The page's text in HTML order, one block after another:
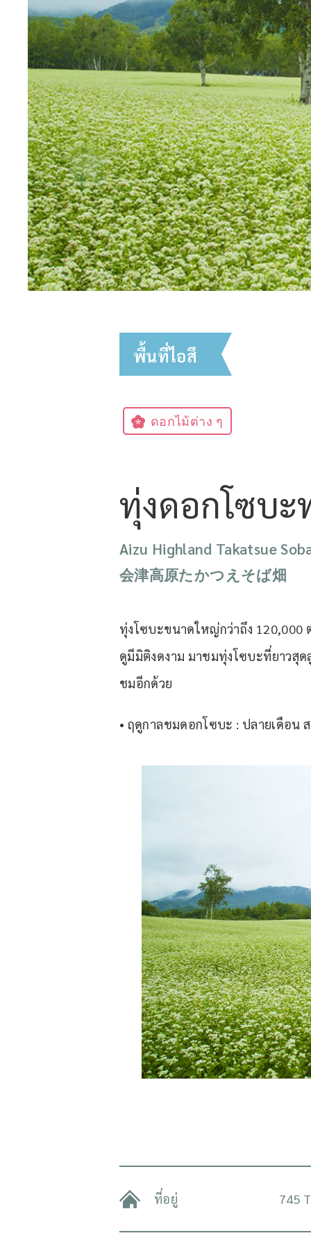
พื้นที่ไอสึ
ดอกไม้ต่าง ๆ
ทุ่งดอกโซบะ
Aizu Highland Takatsue
会津高原たかつえそば畑
ทุ่งโซบะขนาดใหญ่กว่าถึง 120,000
ดูมีมิติงดงาม มาชมทุ่งโซบะที่ยาวสุ
ชมอีกด้วย
• ฤดูกาลชมดอกโซบะ : ปลายเดือน
ที่อยู่ 745